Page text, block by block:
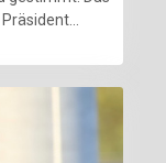
Beamter,
von
Moskau
umgeht.